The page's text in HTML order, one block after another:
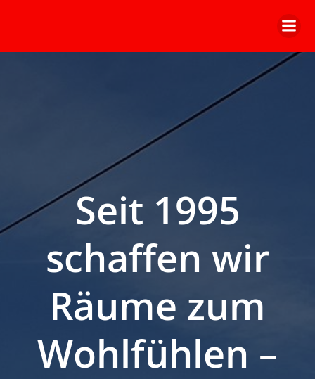
Seit 1995
schaffen wir
Räume zum
Wohlfühlen –